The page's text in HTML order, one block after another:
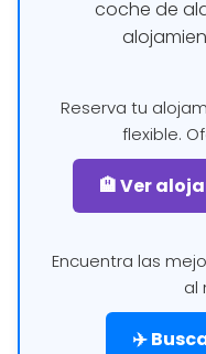
coche de
Reserva tu
flexible.
🏨 Ver
Encuentra las
al
✈️